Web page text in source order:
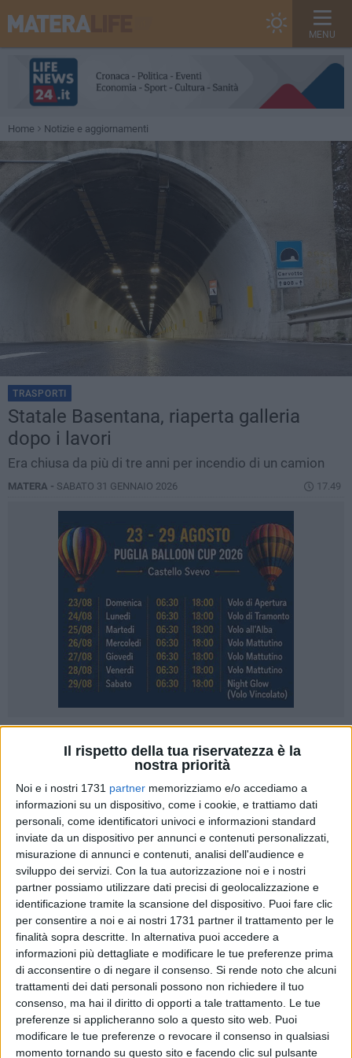
Il rispetto della tua riservatezza è la
nostra priorità
Noi e i nostri 1731 partner memorizziamo e/o accediamo a
informazioni su un dispositivo, come i cookie, e trattiamo dati
personali, come identificatori univoci e informazioni standard
inviate da un dispositivo per annunci e contenuti personalizzati,
misurazione di annunci e contenuti, analisi dell'audience e
sviluppo dei servizi. Con la tua autorizzazione noi e i nostri
partner possiamo utilizzare dati precisi di geolocalizzazione e
identificazione tramite la scansione del dispositivo. Puoi fare clic
per consentire a noi e ai nostri 1731 partner il trattamento per le
finalità sopra descritte. In alternativa puoi accedere a
informazioni più dettagliate e modificare le tue preferenze prima
di acconsentire o di negare il consenso. Si rende noto che alcuni
trattamenti dei dati personali possono non richiedere il tuo
consenso, ma hai il diritto di opporti a tale trattamento. Le tue
preferenze si applicheranno solo a questo sito web. Puoi
modificare le tue preferenze o revocare il consenso in qualsiasi
momento tornando su questo sito e facendo clic sul pulsante
MENU
Home Notizie e aggiornamenti
TRASPORTI
Statale Basentana, riaperta galleria
dopo i lavori
Era chiusa da più di tre anni per incendio di un camion
MATERA - SABATO 31 GENNAIO 2026 17.49
Si sono conclusi oggi pomeriggio i lavori di manutenzione
programmata in corso nella "canna" in direzione Potenza
della galleria 'Carvotto', al km 28,104 della strada statale 407
"Basentana", tra i territori comunali di Accettura e Calciano,
in provincia di Matera. Con la conclusione delle attività è
stato possibile ripristinare a piena carreggiata la circolazione
nella canna del tunnel in direzione di Potenza; al contempo è
stato rimosso lo scambio di carreggiata attivo nella canna
del tunnel in direzione Metaponto. In tale direzione, per
ragioni tecniche, fino ai primi giorni della prossima
settimana resterà attivo il restringimento della carreggiata.
I lavori nella galleria 'Carvotto' sono iniziati nella primavera
2025 ma era chiusa dalla fine del 2022 a causa dell'incendio
di un camion che aveva causato danni alle strutture ed agli
impianti. Nel dettaglio, l'intervento eseguito, per un